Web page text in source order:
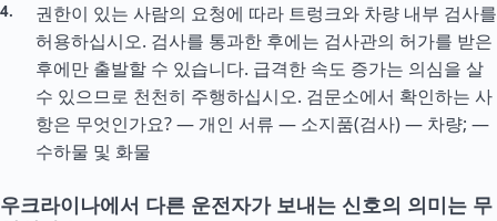
권한이 있는 사람의 요청에 따라 트렁크와 차량 내부 검사를
허용하십시오. 검사를 통과한 후에는 검사관의 허가를 받은
후에만 출발할 수 있습니다. 급격한 속도 증가는 의심을 살
수 있으므로 천천히 주행하십시오. 검문소에서 확인하는 사
항은 무엇인가요? — 개인 서류 — 소지품(검사) — 차량; —
수하물 및 화물
우크라이나에서 다른 운전자가 보내는 신호의 의미는 무